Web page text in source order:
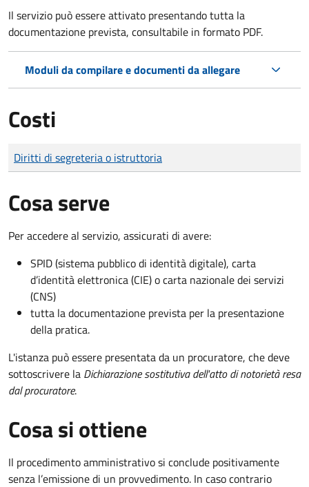
Il servizio può essere attivato presentando tutta la
documentazione prevista, consultabile in formato PDF.
Moduli da compilare e documenti da allegare
Costi
Tipo di pagamento
Importo
Diritti di segreteria o istruttoria
Cosa serve
Per accedere al servizio, assicurati di avere:
SPID (sistema pubblico di identità digitale), carta
d’identità elettronica (CIE) o carta nazionale dei servizi
(CNS)
tutta la documentazione prevista per la presentazione
della pratica.
L'istanza può essere presentata da un procuratore, che deve
sottoscrivere la Dichiarazione sostitutiva dell'atto di notorietà resa
dal procuratore.
Cosa si ottiene
Il procedimento amministrativo si conclude positivamente
senza l’emissione di un provvedimento. In caso contrario